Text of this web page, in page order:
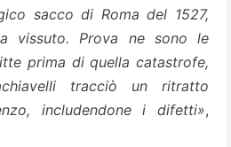
sacco di Roma del 1527,
vissuto. Prova ne sono le
prima di quella catastrofe,
tracciò un ritratto
includendone i difetti»,